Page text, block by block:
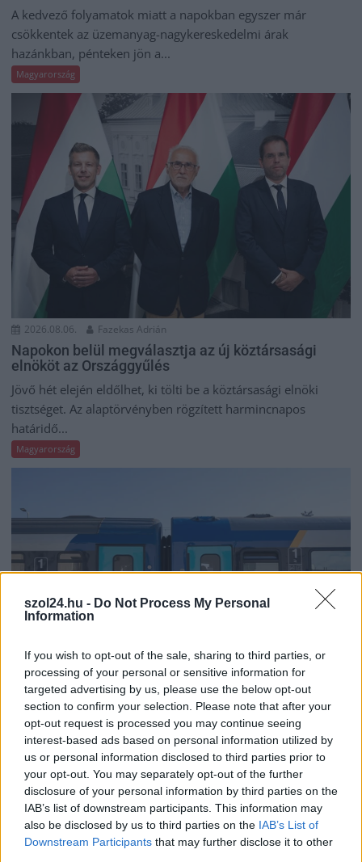
szol24.hu - Do Not Process My Personal
Information
If you wish to opt-out of the sale, sharing to third parties, or
processing of your personal or sensitive information for
targeted advertising by us, please use the below opt-out
section to confirm your selection. Please note that after your
opt-out request is processed you may continue seeing
interest-based ads based on personal information utilized by
us or personal information disclosed to third parties prior to
your opt-out. You may separately opt-out of the further
disclosure of your personal information by third parties on the
IAB’s list of downstream participants. This information may
also be disclosed by us to third parties on the IAB’s List of
Downstream Participants that may further disclose it to other
A kedvező folyamatok miatt a napokban egyszer már
csökkentek az üzemanyag-nagykereskedelmi árak
hazánkban, pénteken jön a...
Magyarország
2026.08.06. Fazekas Adrián
Napokon belül megválasztja az új köztársasági
elnököt az Országgyűlés
Jövő hét elején eldőlhet, ki tölti be a köztársasági elnöki
tisztséget. Az alaptörvényben rögzített harmincnapos
határidő...
Magyarország
2026.08.06. Horváth Zsolt
Váratlan fennakadás borította fel a Szolnok–
Kecskemét vasútvonal közlekedését
Akik csütörtök reggel a Szolnok és Kecskemét közötti
vasútvonalon tervezték az utazásukat, azoknak érdemes volt
indulás...
Magyarország